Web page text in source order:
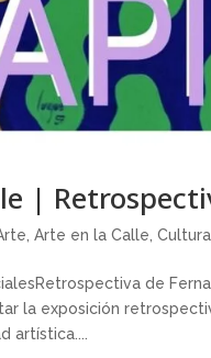
|
,Arte en la Calle ,Cultura
de
la exposición
artística....